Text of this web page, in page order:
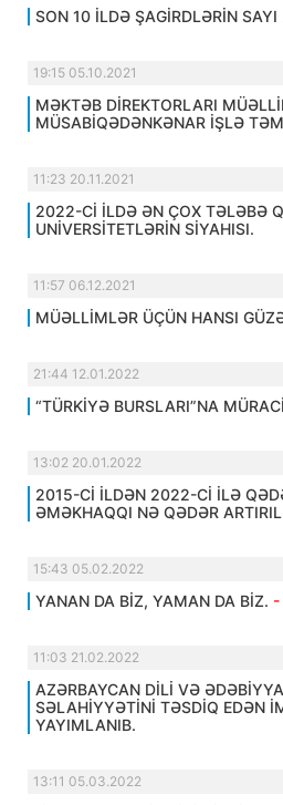
SON 10 İLDƏ ŞAGİRDLƏRİN
19:15 05.10.2021
MƏKTƏB DİREKTORLARI
MÜSABİQƏDƏNKƏNAR İŞLƏ
11:23 20.11.2021
2022-Cİ İLDƏ ƏN ÇOX TƏLƏBƏ
UNİVERSİTETLƏRİN SİYAHISI.
11:57 06.12.2021
MÜƏLLİMLƏR ÜÇÜN HANSI
21:44 12.01.2022
“TÜRKİYƏ BURSLARI”NA
13:02 20.01.2022
2015-Cİ İLDƏN 2022-Cİ İLƏ
ƏMƏKHAQQI NƏ QƏDƏR
15:43 05.02.2022
YANAN DA BİZ, YAMAN DA BİZ. -
11:03 21.02.2022
AZƏRBAYCAN DİLİ VƏ
SƏLAHİYYƏTİNİ TƏSDİQ EDƏN
YAYIMLANIB.
13:11 05.03.2022